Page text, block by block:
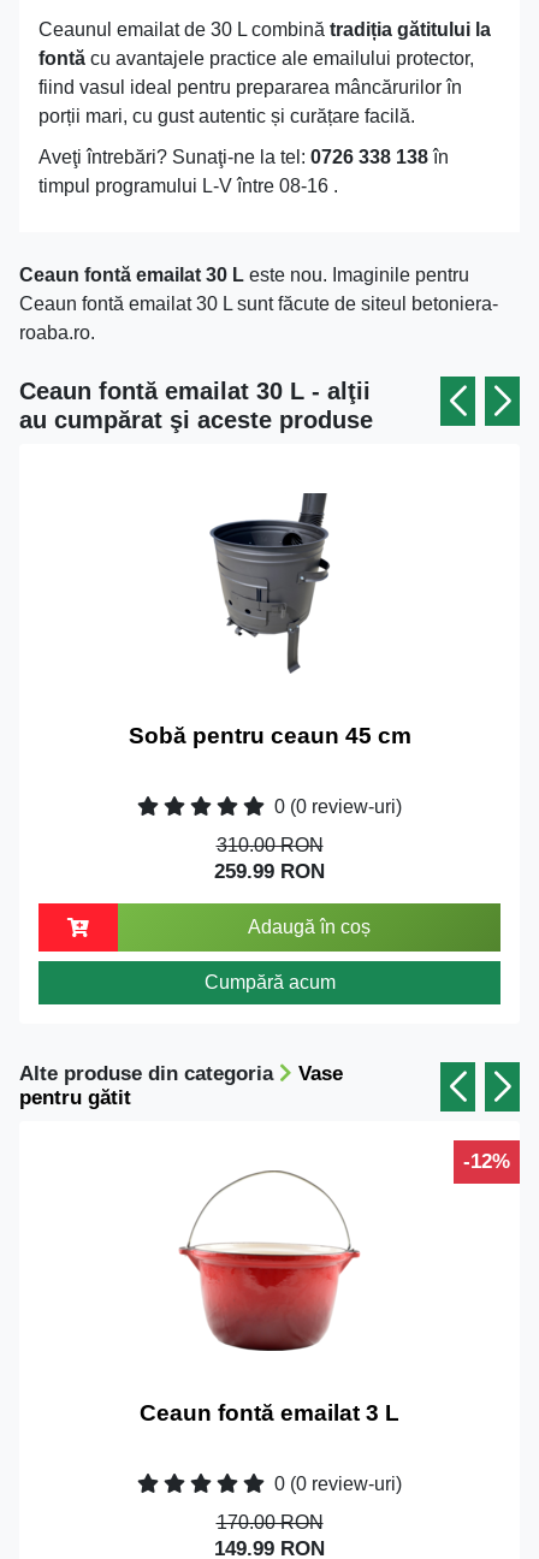
Ceaunul emailat de 30 L combină tradiția gătitului la
fontă cu avantajele practice ale emailului protector,
fiind vasul ideal pentru prepararea mâncărurilor în
porții mari, cu gust autentic și curățare facilă.
Aveţi întrebări? Sunaţi-ne la tel: 0726 338 138în
timpul programului L-V între 08-16 .
Ceaun fontă emailat 30 L este nou. Imaginile pentru
Ceaun fontă emailat 30 L sunt făcute de siteul betoniera-
roaba.ro.
Ceaun fontă emailat 30 L - alţii
au cumpărat şi aceste produse
Sobă pentru ceaun 45 cm
0 (0 review-uri)
310.00 RON
259.99 RON
Adaugă în coș
Cumpără acum
Alte produse din categoria
Vase
pentru gătit
-12%
Ceaun fontă emailat 3 L
0 (0 review-uri)
170.00 RON
149.99 RON